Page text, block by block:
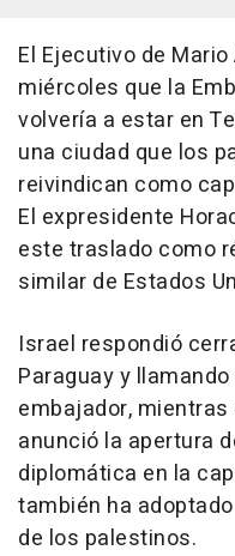
El Ejecutivo de
miércoles que la
volvería a estar en
una ciudad que los
reivindican como
El expresidente
este traslado como
similar de Estados
Israel respondió
Paraguay y
embajador,
anunció la apertura
diplomática en la
también ha
de los palestinos.